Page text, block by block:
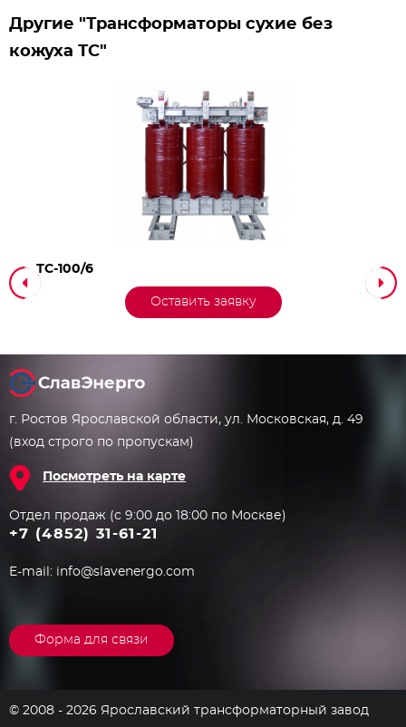
Другие "Трансформаторы сухие без
кожуха ТС"
ТС-100/6
Оставить заявку
г. Ростов Ярославской области, ул. Московская, д. 49
(вход строго по пропускам)
Посмотреть на карте
Отдел продаж (с 9:00 до 18:00 по Москве)
+7 (4852) 31-61-21
E-mail: info@slavenergo.com
Форма для связи
© 2008 - 2026 Ярославский трансформаторный завод